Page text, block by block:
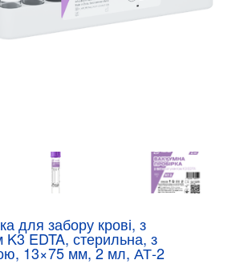
для забору крові, з
K3 EDTA, стерильна, з
13×75 мм, 2 мл, АТ-2